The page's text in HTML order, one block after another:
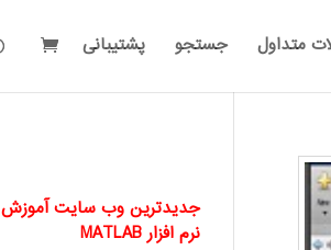
متداول جستجو پشتیبانی
جدیدترین وب سایت آموزش
نرم افزار MATLAB